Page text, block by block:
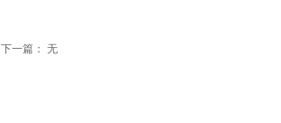
下一篇： 无